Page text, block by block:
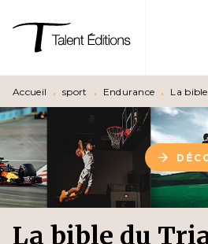
MENU
PIED DE PAGE
Accueil • sport • Endurance • La
arrow_forward
La bible du